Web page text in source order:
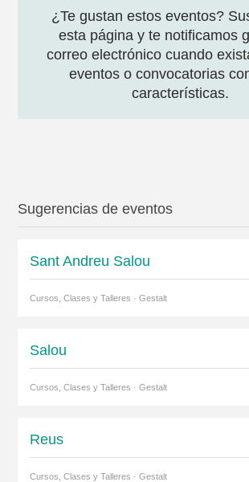
¿Te gustan estos eventos?
esta página y te notificamos
correo electrónico cuando
eventos o convocatorias
características.
Sugerencias de eventos
Sant Andreu Salou
Cursos, Clases y Talleres · Gestalt
Salou
Cursos, Clases y Talleres · Gestalt
Reus
Cursos, Clases y Talleres · Gestalt